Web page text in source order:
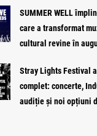
SUMMER WELL
care a transformat
cultural revine în
Stray Lights Festival
complet: concerte,
audiție și noi opțiuni